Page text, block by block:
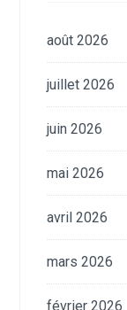
août 2026
juillet 2026
juin 2026
mai 2026
avril 2026
mars 2026
février 2026